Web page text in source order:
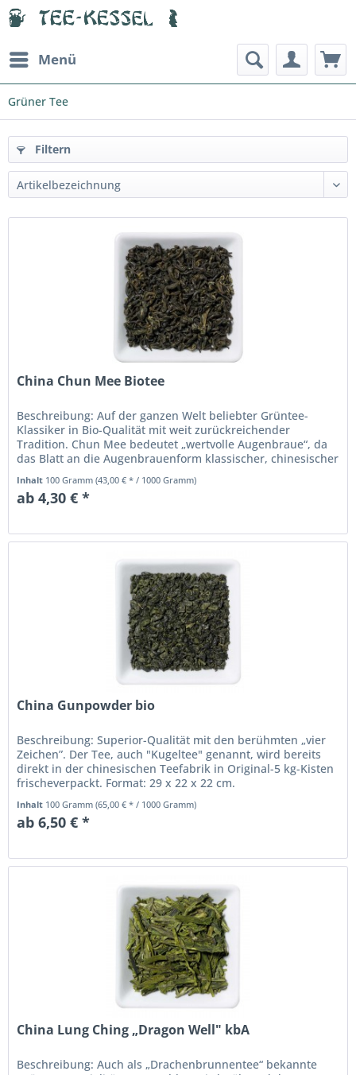
Menü
Grüner Tee
Filtern
China Chun Mee Biotee
Beschreibung: Auf der ganzen Welt beliebter Grüntee-
Klassiker in Bio-Qualität mit weit zurückreichender
Tradition. Chun Mee bedeutet „wertvolle Augenbraue“, da
das Blatt an die Augenbrauenform klassischer, chinesischer
Inhalt 100 Gramm(43,00 € * / 1000 Gramm)
ab 4,30 € *
China Gunpowder bio
Beschreibung: Superior-Qualität mit den berühmten „vier
Zeichen”. Der Tee, auch "Kugeltee" genannt, wird bereits
direkt in der chinesischen Teefabrik in Original-5 kg-Kisten
frischeverpackt. Format: 29 x 22 x 22 cm.
Inhalt 100 Gramm(65,00 € * / 1000 Gramm)
ab 6,50 € *
China Lung Ching „Dragon Well" kbA
Beschreibung: Auch als „Drachenbrunnentee“ bekannte